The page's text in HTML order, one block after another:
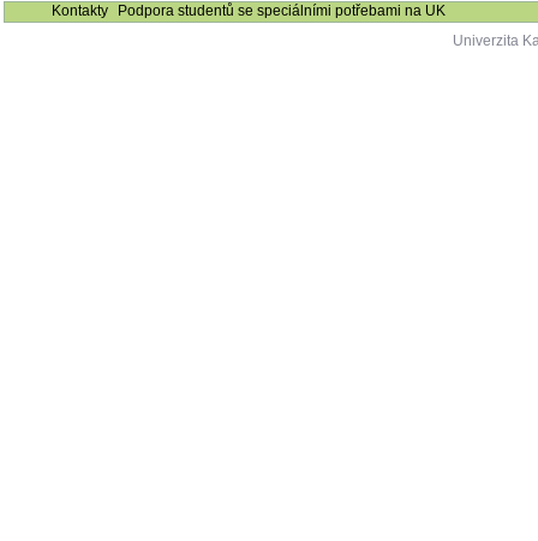
28.09.2025 00:00
28.09.2025 23:59 FHS
Akademický rok - odpadá
výuka